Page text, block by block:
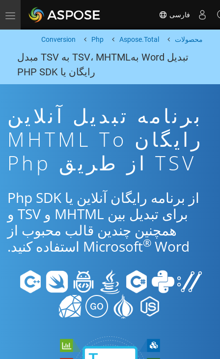
Toggle navigation فارسی
محصولات Aspose.Total
Php
Conversion
تبدیل Word بهTSV، MHTML به TSV مبدل
رایگان یا PHP SDK
برنامه تبدیل آنلاین
رایگان MHTML To
TSV از طریق Php
از برنامه رایگان آنلاین یا Php SDK
برای تبدیل بین MHTML و TSV و
همچنین چندین قالب محبوب از
Microsoft® Word استفاده کنید.